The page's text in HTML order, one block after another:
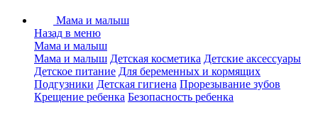
Мама и малыш
Назад в меню
Мама и малыш
Мама и малыш Детская косметика Детские аксессуары
Детское питание Для беременных и кормящих
Подгузники Детская гигиена Прорезывание зубов
Крещение ребенка Безопасность ребенка